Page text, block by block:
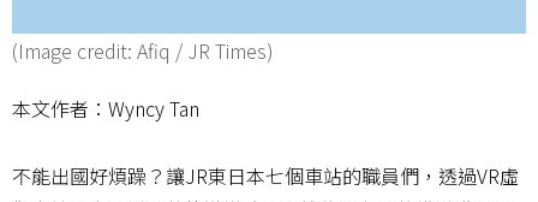
(Image credit: Afiq / JR Times)
本文作者：Wyncy Tan
不能出國好煩躁？讓JR東日本七個車站的職員們，透過VR虛